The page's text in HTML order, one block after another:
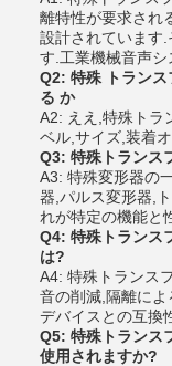
離特性が要求され
設計されています
す.工業機械音声シ
Q2: 特殊 トラン
る か
A2: ええ,特殊トラ
ベル,サイズ,装着
Q3: 特殊トランス
A3: 特殊変形器の
器,パルス変形器,
れが特定の機能と
Q4: 特殊トランス
は?
A4: 特殊トランス
音の削減,隔離に
デバイスとの互換
Q5: 特殊トランス
使用されますか?